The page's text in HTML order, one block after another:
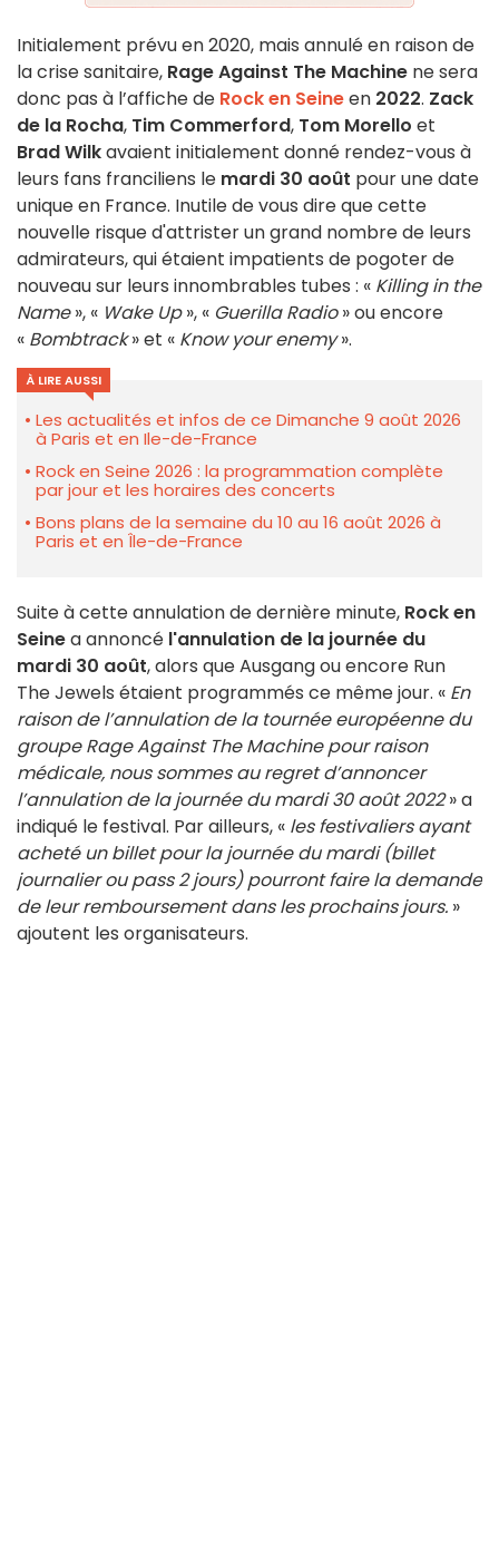
Initialement prévu en 2020, mais annulé en raison de
la crise sanitaire, Rage Against The Machine ne sera
donc pas à l’affiche de Rock en Seineen 2022. Zack
de la Rocha, Tim Commerford, Tom Morello et
Brad Wilkavaient initialement donné rendez-vous à
leurs fans franciliens le mardi 30 août pour une date
unique en France. Inutile de vous dire que cette
nouvelle risque d'attrister un grand nombre de leurs
admirateurs, qui étaient impatients de pogoter de
nouveau sur leurs innombrables tubes : « Killing in the
Name», « Wake Up», « Guerilla Radio» ou encore
« Bombtrack» et « Know your enemy».
À LIRE AUSSI
Les actualités et infos de ce Dimanche 9 août 2026
à Paris et en Ile-de-France
Rock en Seine 2026 : la programmation complète
par jour et les horaires des concerts
Bons plans de la semaine du 10 au 16 août 2026 à
Paris et en Île-de-France
Suite à cette annulation de dernière minute, Rock en
Seinea annoncé l'annulation de la journée du
mardi 30 août, alors que Ausgang ou encore Run
The Jewels étaient programmés ce même jour. « En
raison de l’annulation de la tournée européenne du
groupe Rage Against The Machine pour raison
médicale, nous sommes au regret d’annoncer
l’annulation de la journée du mardi 30 août 2022» a
indiqué le festival. Par ailleurs, « les festivaliers ayant
acheté un billet pour la journée du mardi (billet
journalier ou pass 2 jours) pourront faire la demande
de leur remboursement dans les prochains jours. »
ajoutent les organisateurs.